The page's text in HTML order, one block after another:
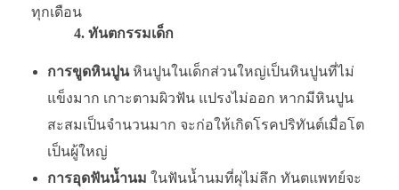
ทุกเดือน
4. ทันตกรรมเด็ก
การขูดหินปูนหินปูนในเด็กส่วนใหญ่เป็นหินปูนที่ไม่
แข็งมาก เกาะตามผิวฟัน แปรงไม่ออก หากมีหินปูน
สะสมเป็นจำนวนมาก จะก่อให้เกิดโรคปริทันต์เมื่อโต
เป็นผู้ใหญ่
การอุดฟันน้ำนม ในฟันน้ำนมที่ผุไม่ลึก ทันตแพทย์จะ